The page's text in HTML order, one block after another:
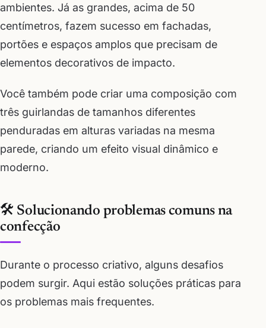
ambientes. Já as grandes, acima de 50
centímetros, fazem sucesso em fachadas,
portões e espaços amplos que precisam de
elementos decorativos de impacto.
Você também pode criar uma composição com
três guirlandas de tamanhos diferentes
penduradas em alturas variadas na mesma
parede, criando um efeito visual dinâmico e
moderno.
🛠️ Solucionando problemas comuns na
confecção
Durante o processo criativo, alguns desafios
podem surgir. Aqui estão soluções práticas para
os problemas mais frequentes.